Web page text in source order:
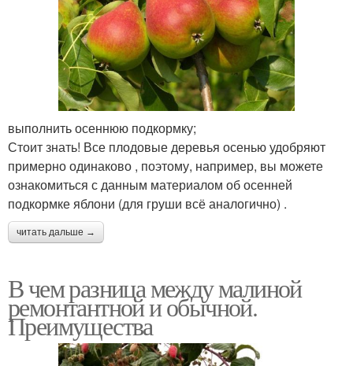
выполнить осеннюю подкормку;
Стоит знать! Все плодовые деревья осенью удобряют
примерно одинаково , поэтому, например, вы можете
ознакомиться с данным материалом об осенней
подкормке яблони (для груши всё аналогично) .
читать дальше →
В чем разница между малиной
ремонтантной и обычной.
Преимущества